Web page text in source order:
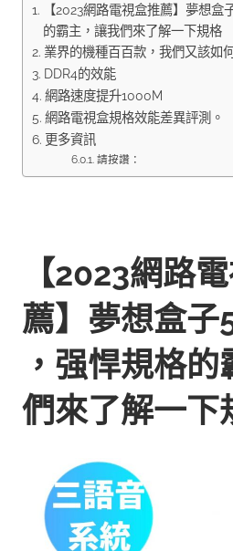
【2023網路電視盒推薦】夢想
的霸主，讓我們來了解一下規格
業界的機種百百款，我們又該如
DDR4的效能
網路速度提升1000M
網路電視盒規格效能差異評測。
更多資訊
請按讚：
【2023網路
薦】夢想盒子
，强悍規格
們來了解一下